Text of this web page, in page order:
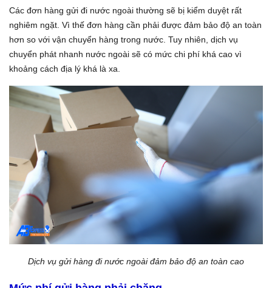
Các đơn hàng gửi đi nước ngoài thường sẽ bị kiểm duyệt rất
nghiêm ngặt. Vì thế đơn hàng cần phải được đảm bảo độ an toàn
hơn so với vận chuyển hàng trong nước. Tuy nhiên, dịch vụ
chuyển phát nhanh nước ngoài sẽ có mức chi phí khá cao vì
khoảng cách địa lý khá là xa.
Dịch vụ gửi hàng đi nước ngoài đảm bảo độ an toàn cao